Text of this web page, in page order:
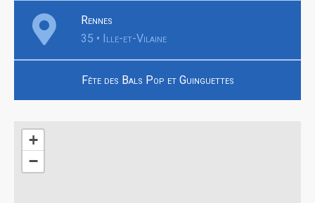
Rennes
35 • Ille-et-Vilaine
Fête des Bals Pop et Guinguettes
+
−